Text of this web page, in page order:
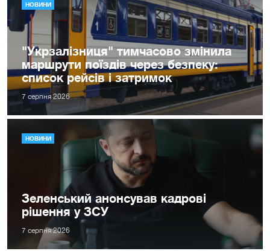
НОВИНИ
"Укрзалізниця" тимчасово змінила
маршрути поїздів через безпеку:
список рейсів і затримок
7 серпня 2026
НОВИНИ
Зеленський анонсував кадрові
рішення у ЗСУ
7 серпня 2026